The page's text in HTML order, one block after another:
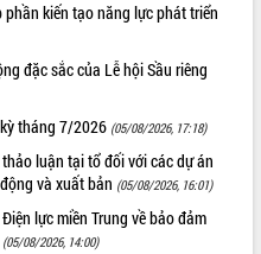
kiến tạo năng lực phát triển
đặc sắc của Lễ hội Sầu riêng
tháng 7/2026 (05/08/2026, 17:18)
luận tại tổ đối với các dự án
và xuất bản (05/08/2026, 16:01)
lực miền Trung về bảo đảm
(05/08/2026, 14:00)